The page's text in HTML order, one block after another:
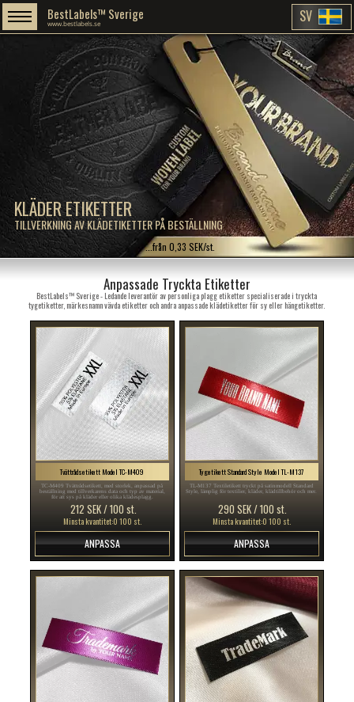
KLÄDER ETIKETTER
TILLVERKNING AV KLÄDETIKETTER PÅ BESTÄLLNING
BestLabels™ Sverige
www.bestlabels.se SV
...från 0,33 SEK/st.
Anpassade Tryckta Etiketter
BestLabels™ Sverige - Ledande leverantör av personliga plagg etiketter specialiserade i tryckta
tygetiketter, märkesnamn vävda etiketter och andra anpassade klädetiketter för sy eller hängetiketter.
Tvättrådsetikett Model TC-M409
TC-M409 Tvättrådsetikett, med storlek, anpassad på
beställning med tillverkarens data och typ av material,
för att sys på kläder eller olika klädesplagg.
212 SEK / 100 st.
Minsta kvantitet:0 100 st.
ANPASSA
Tygetikett Standard Style Model TL-M137
TL-M137 Textiletikett tryckt på satinmodell Standard
Style, lämplig för textilier, kläder, klädtillbehör och mer.
290 SEK / 100 st.
Minsta kvantitet:0 100 st.
ANPASSA